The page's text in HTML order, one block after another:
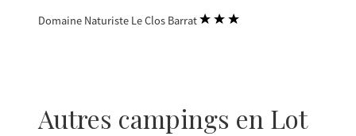
Domaine Naturiste Le Clos Barrat
Autres campings en Lot